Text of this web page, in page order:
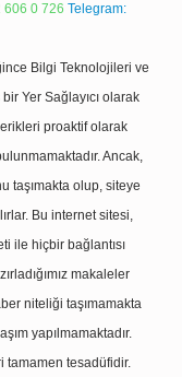
606 0 726 Telegram:
Bilgi Teknolojileri ve
Yer Sağlayıcı olarak
proaktif olarak
Ancak,
taşımakta olup, siteye
Bu internet sitesi,
ile hiçbir bağlantısı
makaleler
niteliği taşımamakta
yapılmamaktadır.
tamamen tesadüfidir.